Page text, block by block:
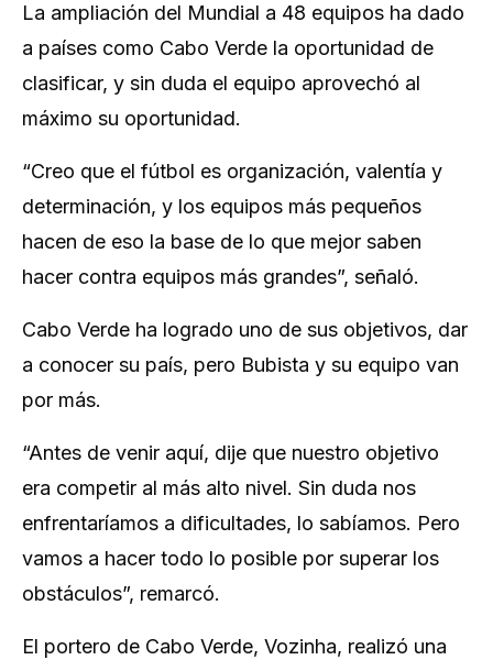
La ampliación del Mundial a ​48 equipos ​ha dado
a países como Cabo Verde la oportunidad ​de
clasificar, y sin duda el ‌equipo aprovechó al
máximo su oportunidad.
“Creo que el fútbol es organización, valentía y
determinación, y los equipos más pequeños
hacen de eso la base de lo que mejor saben
hacer contra equipos más grandes”, señaló.
Cabo Verde ha logrado uno de sus objetivos, dar
a conocer su país, pero Bubista y su equipo van
por más.
“Antes de venir aquí, dije que nuestro objetivo
era competir al ‌más alto nivel. Sin duda nos
enfrentaríamos a dificultades, ​lo sabíamos. Pero
vamos a hacer todo lo posible ​por superar los
obstáculos”, remarcó.
El portero de ​Cabo Verde, Vozinha, realizó una